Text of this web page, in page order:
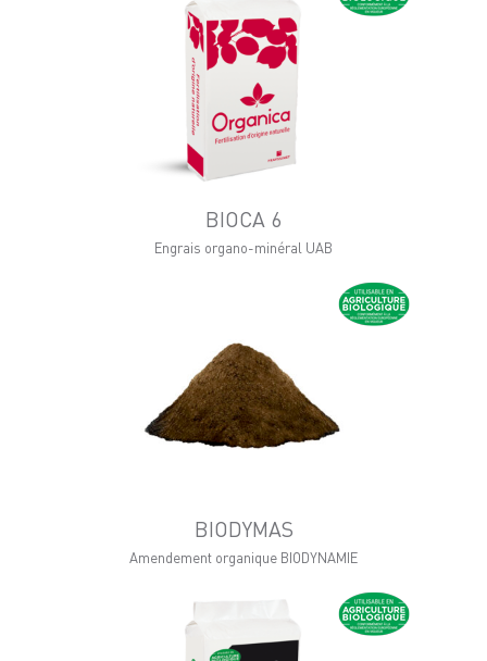
BIOCA 6
Engrais organo-minéral UAB
BIODYMAS
Amendement organique BIODYNAMIE